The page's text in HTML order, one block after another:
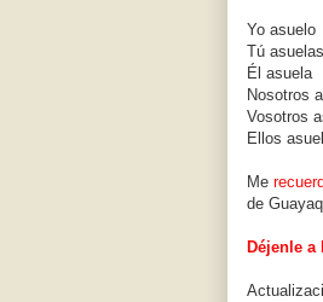
Yo asuelo
Tú asuelas
Él asuela
Nosotros
Vosotros
Ellos
Me
de
Déjenle a